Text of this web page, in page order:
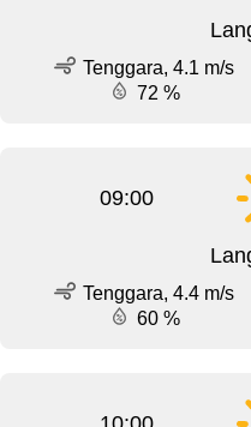
Tenggara, 4.1 m/s
72 %
09:00
Tenggara, 4.4 m/s
60 %